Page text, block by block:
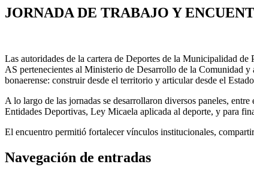
JORNADA DE TRABAJO Y
Las autoridades de la cartera de Deportes de la Municipalidad
AS pertenecientes al Ministerio de Desarrollo de la Comunidad
bonaerense: construir desde el territorio y articular desde el
A lo largo de las jornadas se desarrollaron diversos paneles,
Entidades Deportivas, Ley Micaela aplicada al deporte, y para
El encuentro permitió fortalecer vínculos institucionales,
Navegación de entradas